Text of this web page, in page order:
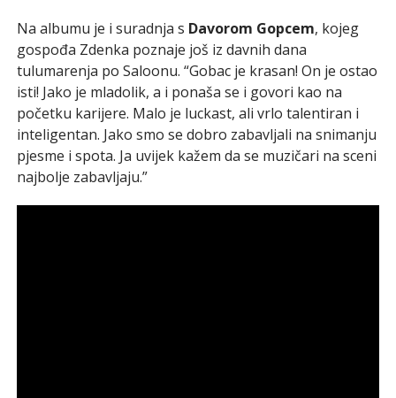
Na albumu je i suradnja s Davorom Gopcem, kojeg
gospođa Zdenka poznaje još iz davnih dana
tulumarenja po Saloonu. “Gobac je krasan! On je ostao
isti! Jako je mladolik, a i ponaša se i govori kao na
početku karijere. Malo je luckast, ali vrlo talentiran i
inteligentan. Jako smo se dobro zabavljali na snimanju
pjesme i spota. Ja uvijek kažem da se muzičari na sceni
najbolje zabavljaju.”